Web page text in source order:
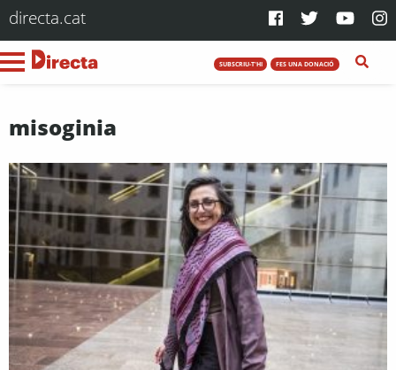
directa.cat
SUBSCRIU-T'HI FES UNA DONACIÓ
misoginia